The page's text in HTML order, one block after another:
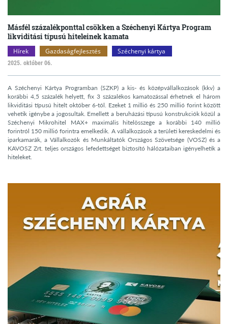
Másfél százalékponttal csökken a Széchenyi Kártya Program
likviditási típusú hiteleinek kamata
Hírek Gazdaságfejlesztés Széchenyi kártya
2025. október 06.
A Széchenyi Kártya Programban (SZKP) a kis- és középvállalkozások (kkv) a
korábbi 4,5 százalék helyett, fix 3 százalékos kamatozással érhetnek el három
likviditási típusú hitelt október 6-tól. Ezeket 1 millió és 250 millió forint között
vehetik igénybe a jogosultak. Emellett a beruházási típusú konstrukciók közül a
Széchenyi Mikrohitel MAX+ maximális hitelösszege a korábbi 140 millió
forintról 150 millió forintra emelkedik. A vállalkozások a területi kereskedelmi és
iparkamarák, a Vállalkozók és Munkáltatók Országos Szövetsége (VOSZ) és a
KAVOSZ Zrt. teljes országos lefedettséget biztosító hálózataiban igényelhetik a
hiteleket.